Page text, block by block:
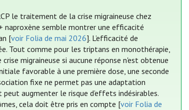
le traitement de la crise migraineuse chez
naproxène semble montrer une efficacité
[voir Folia de mai 2026]. L’efficacité de
Tout comme pour les triptans en monothérapie,
migraineuse si aucune réponse n'est obtenue
favorable à une première dose, une seconde
fixe ne permet pas une adaptation
augmenter le risque d’effets indésirables.
cela doit être pris en compte [voir Folia de